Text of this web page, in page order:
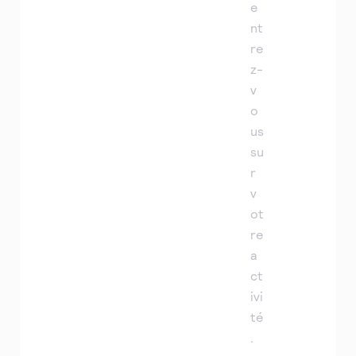
e
nt
re
z-
v
o
us
su
r
v
ot
re
a
ct
ivi
té
.